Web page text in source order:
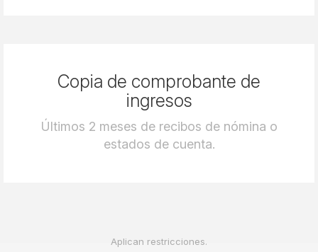
Copia de comprobante de
ingresos
Últimos 2 meses de recibos de nómina o
estados de cuenta.
Aplican restricciones.